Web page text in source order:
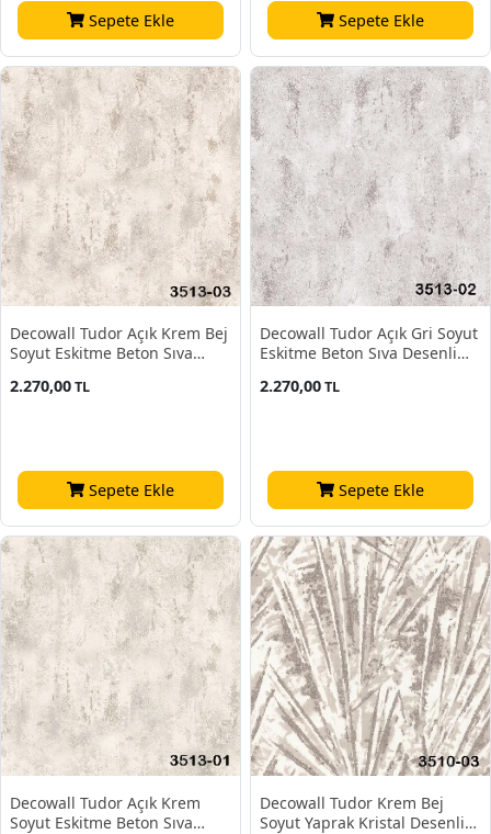
Sepete Ekle Sepete Ekle
Decowall Tudor Açık Krem Bej
Soyut Eskitme Beton Sıva
16.50 M²
2.270,00TL
Sepete Ekle
Decowall Tudor Açık Gri Soyut
Eskitme Beton Sıva Desenli
M²
2.270,00TL
Sepete Ekle
Decowall Tudor Açık Krem
Soyut Eskitme Beton Sıva
Decowall Tudor Krem Bej
Soyut Yaprak Kristal Desenli